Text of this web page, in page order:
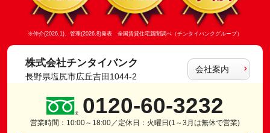
※仲介(2026.1)、管理(2026.8)発表 全国賃貸住宅新聞調べ（チンタイバンクグループ）
株式会社チンタイバンク
長野県塩尻市広丘吉田1044-2
会社案内
0120-60-3232
営業時間：10:00～18:00／定休日：火曜日(1～3月は無休で営業)